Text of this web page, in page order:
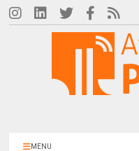
MENU